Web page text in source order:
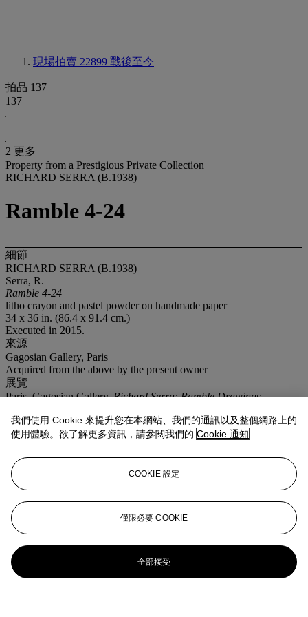
現場拍賣 22899 戰後至今
拍品 137
137
2 更多
Property from a Prestigious Private Collection
RICHARD SERRA (B.1938)
Ramble 4-24
細節
RICHARD SERRA (B.1938)
Serra, R.
Ramble 4-24
litho crayon and pastel powder on handmade paper
34 x 36 in. (86.4 x 91.4 cm.)
Executed in 2015.
來源
Gagosian Gallery, Paris
Acquired from the above by the present owner
展覽
Paris, Gagosian Gallery,Richard Serra: Ramble Drawings,
業務規定
登入
瀏覽狀況報告
更多來自戰後至今
查看全部
查看全部
我們使用 Cookie 來提升您在本網站、我們的通訊以及整個網路上的
使用體驗。欲了解更多資訊，請參閱我們的 Cookie 通知
COOKIE 設定
僅限必要 COOKIE
全部接受